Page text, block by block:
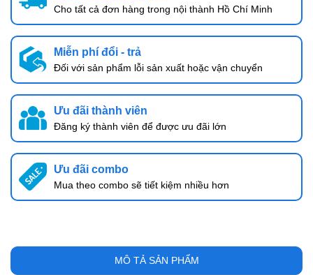
Cho tất cả đơn hàng trong nội thành Hồ Chí Minh
Miễn phí đổi - trả
Đối với sản phẩm lỗi sản xuất hoặc vận chuyển
Ưu đãi thành viên
Đăng ký thành viên để được ưu đãi lớn
Ưu đãi combo
Mua theo combo sẽ tiết kiệm nhiều hơn
MÔ TẢ SẢN PHẨM